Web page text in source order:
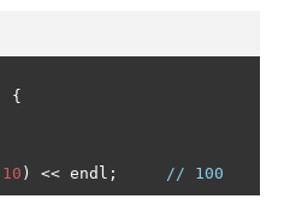
{
10 ) << endl ; // 100